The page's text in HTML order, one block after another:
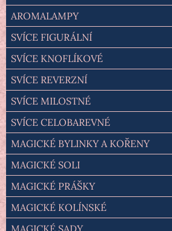
AROMALAMPY
SVÍCE FIGURÁLNÍ
SVÍCE KNOFLÍKOVÉ
SVÍCE REVERZNÍ
SVÍCE MILOSTNÉ
SVÍCE CELOBAREVNÉ
MAGICKÉ BYLINKY A KOŘENY
MAGICKÉ SOLI
MAGICKÉ PRÁŠKY
MAGICKÉ KOLÍNSKÉ
MAGICKÉ SADY